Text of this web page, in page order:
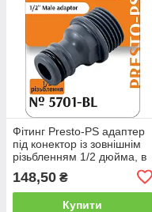
Фітинг Presto-PS адаптер
під конектор із зовнішнім
різьбленням 1/2 дюйма, в
упаковці - 10 шт. (5701-BL)
148,50 ₴
Купити